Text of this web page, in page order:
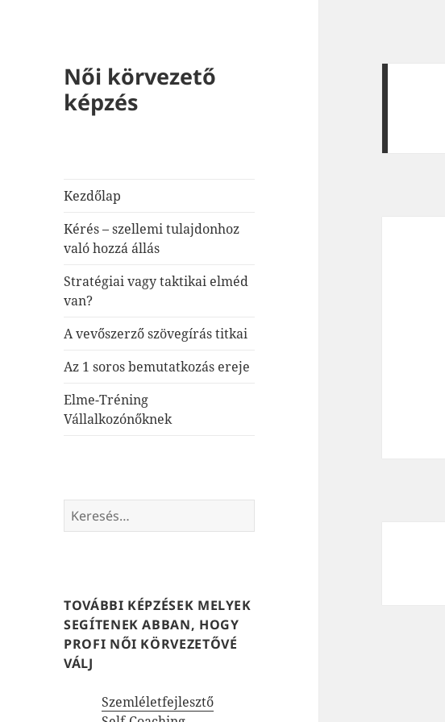
Női körvezető
képzés
Kezdőlap
Kérés – szellemi tulajdonhoz
való hozzá állás
Stratégiai vagy taktikai elméd
van?
A vevőszerző szövegírás titkai
Az 1 soros bemutatkozás ereje
Elme-Tréning
Vállalkozónőknek
Keresés:
TOVÁBBI KÉPZÉSEK MELYEK
SEGÍTENEK ABBAN, HOGY
PROFI NŐI KÖRVEZETŐVÉ
VÁLJ
Szemléletfejlesztő